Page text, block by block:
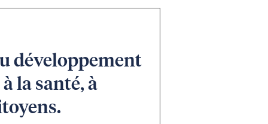
développement
la santé, à